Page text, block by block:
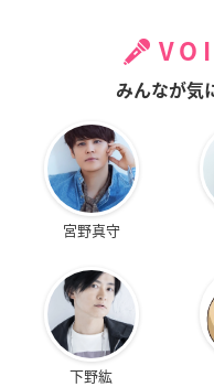
みんなが気
宮野真守
下野紘